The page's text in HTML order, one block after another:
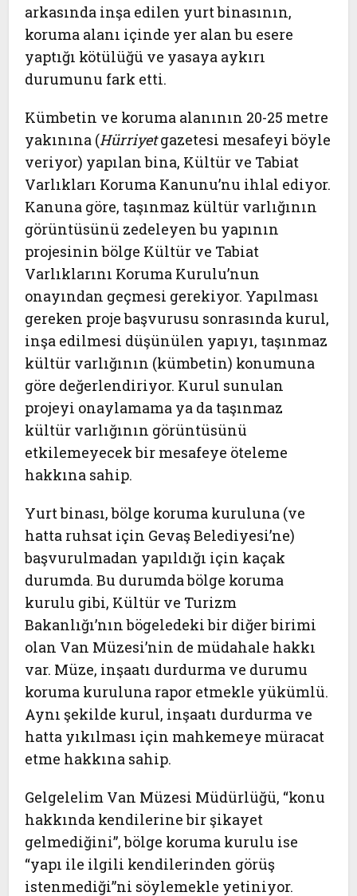
arkasında inşa edilen yurt binasının,
koruma alanı içinde yer alan bu esere
yaptığı kötülüğü ve yasaya aykırı
durumunu fark etti.
Kümbetin ve koruma alanının 20-25 metre
yakınına (Hürriyetgazetesi mesafeyi böyle
veriyor) yapılan bina, Kültür ve Tabiat
Varlıkları Koruma Kanunu’nu ihlal ediyor.
Kanuna göre, taşınmaz kültür varlığının
görüntüsünü zedeleyen bu yapının
projesinin bölge Kültür ve Tabiat
Varlıklarını Koruma Kurulu’nun
onayından geçmesi gerekiyor. Yapılması
gereken proje başvurusu sonrasında kurul,
inşa edilmesi düşünülen yapıyı, taşınmaz
kültür varlığının (kümbetin) konumuna
göre değerlendiriyor. Kurul sunulan
projeyi onaylamama ya da taşınmaz
kültür varlığının görüntüsünü
etkilemeyecek bir mesafeye öteleme
hakkına sahip.
Yurt binası, bölge koruma kuruluna (ve
hatta ruhsat için Gevaş Belediyesi’ne)
başvurulmadan yapıldığı için kaçak
durumda. Bu durumda bölge koruma
kurulu gibi, Kültür ve Turizm
Bakanlığı’nın bögeledeki bir diğer birimi
olan Van Müzesi’nin de müdahale hakkı
var. Müze, inşaatı durdurma ve durumu
koruma kuruluna rapor etmekle yükümlü.
Aynı şekilde kurul, inşaatı durdurma ve
hatta yıkılması için mahkemeye müracat
etme hakkına sahip.
Gelgelelim Van Müzesi Müdürlüğü, “konu
hakkında kendilerine bir şikayet
gelmediğini”, bölge koruma kurulu ise
“yapı ile ilgili kendilerinden görüş
istenmediği”ni söylemekle yetiniyor.